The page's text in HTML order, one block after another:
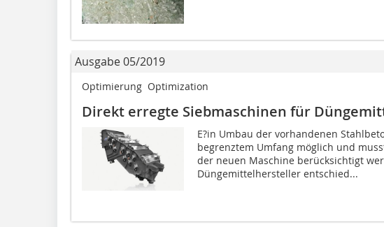
Ausgabe 05/2019
Optimierung  Optimization
Direkt erregte Siebmaschinen für
E?in Umbau der vorhandenen
begrenztem Umfang möglich und
der neuen Maschine berücksichtigt
Düngemittelhersteller entschied...